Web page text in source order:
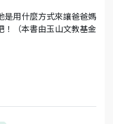
是用什麼方式來讓爸爸媽
！（本書由玉山文教基金